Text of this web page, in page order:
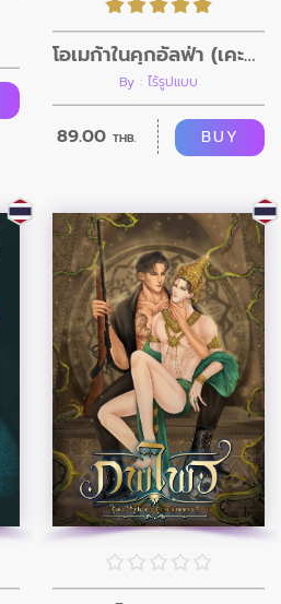
โอเมก้าในคุกอัลฟ่า (เคะแมน)
By : ไร้รูปแบบ
89.00 THB. BUY